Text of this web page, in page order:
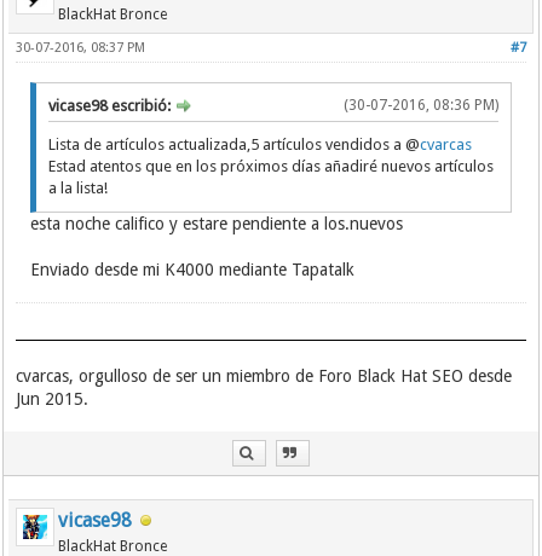
BlackHat Bronce
#7
30-07-2016, 08:37 PM
(30-07-2016, 08:36 PM)
vicase98 escribió:
Lista de artículos actualizada,5 artículos vendidos a @cvarcas
Estad atentos que en los próximos días añadiré nuevos artículos
a la lista!
esta noche califico y estare pendiente a los.nuevos
Enviado desde mi K4000 mediante Tapatalk
cvarcas, orgulloso de ser un miembro de Foro Black Hat SEO desde
Jun 2015.
vicase98
BlackHat Bronce